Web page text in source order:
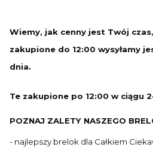
Wiemy, jak cenny jest Twój
zakupione do 12:00 wysyłamy
dnia.
Te zakupione po 12:00 w ciągu
POZNAJ ZALETY NASZEGO
- najlepszy brelok dla Całkiem